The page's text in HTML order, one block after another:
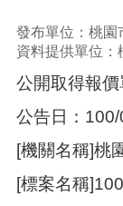
救
助
進
階
尋
發布單位：桃園
資料提供單位：
公開取得報
公告日：
[機關名稱]桃
[標案名稱